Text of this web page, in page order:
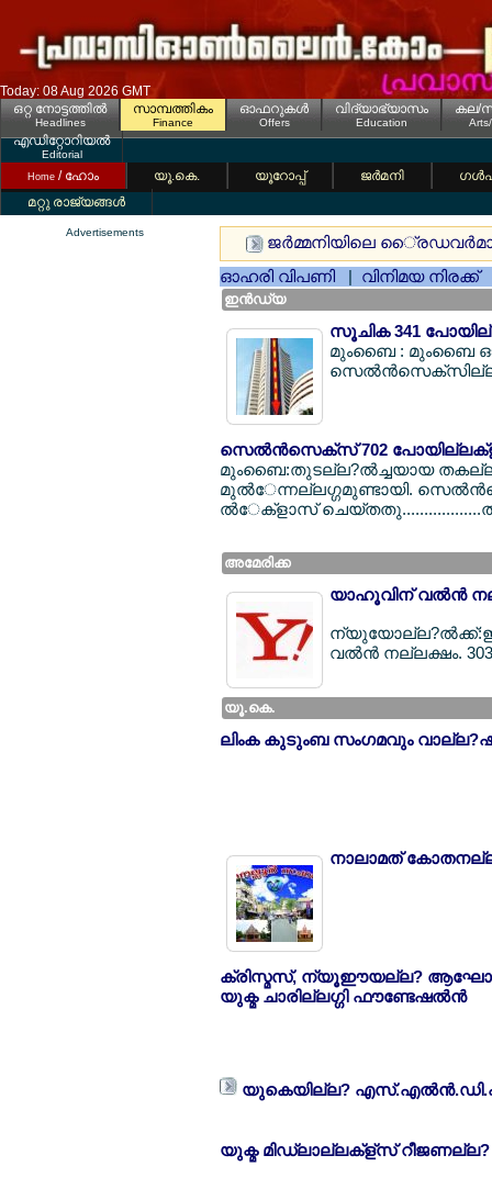
Today: 08 Aug 2026 GMT
ഒറ്റ നോട്ടത്തില്‍
Headlines
സാമ്പത്തികം
Finance
ഓഫറുകള്‍
Offers
വിദ്യാഭ്യാസം
Education
കല/
എഡിറ്റോറിയല്‍
Editorial
Home / ഹോം യൂ.കെ. യൂറോപ്പ് ജര്‍മനി
മറ്റു രാജ്യങ്ങള്‍
Advertisements
ജര്‍മ്മനിയിലെ
ഓഹരി വിപണി | വിനിമയ നിരക്ക്
ഇന്‍ഡ്യ
സൂചിക 341
മുംബൈ : മുംബൈ
സെല്‍ന്‍സെക്സ് 702 പോയില്ലക്ള്
മുംബൈ:തുടല്ല?ല്‍ച്ചയായ
മുല്‍േന്നല്ലഗ്ഗമുണ്ടായി.
ല്‍േക്ളാസ്
അമേരിക്ക
യാഹൂവിന് വല്‍ന്‍
വല്‍ന്‍ നല്ലക്ഷം.
യൂ.കെ.
ലിംക കുടുംബ സംഗമവും
നാലാമത്
ക്രിസ്മസ്, ന്യൂഈയല്ല?
യുക്മ ചാരില്ലഗ്ഗി ഫൗണ്ടേഷല്‍ന്‍
യുകെയില്ല?
യുക്മ മിഡ്ലാല്ലക്ള്സ് റീജണല്ല?